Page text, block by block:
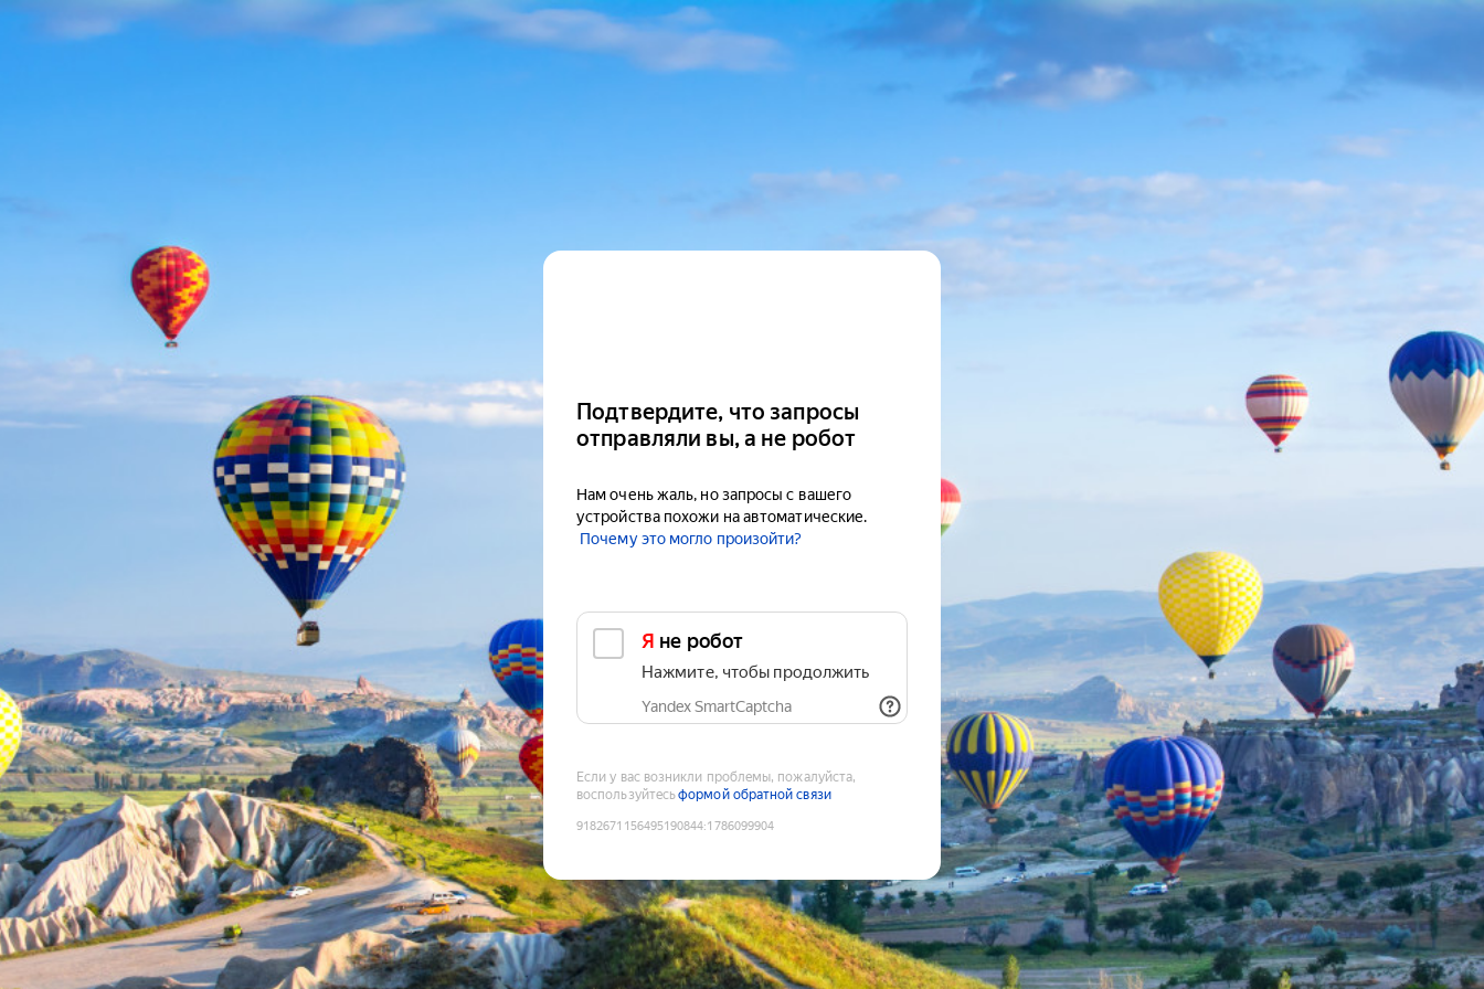
Подтвердите, что запросы
отправляли вы, а не робот
Нам очень жаль, но запросы с вашего
устройства похожи на автоматические.
Почему это могло произойти?
Я не робот
Нажмите, чтобы продолжить
Yandex SmartCaptcha
Если у вас возникли проблемы, пожалуйста,
воспользуйтесьформой обратной связи
9182671156495190844:1786099904